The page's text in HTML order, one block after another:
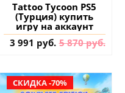
Tattoo Tycoon PS5
(Турция) купить
игру на аккаунт
3 991 руб. 5 870 руб.
СКИДКА -70%